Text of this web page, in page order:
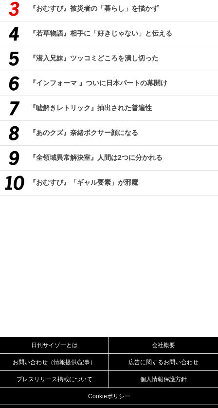
『おむすび』被災者の「暮らし」を描かず
『若草物語』相手に「好きじゃない」と伝える
『潜入兄妹』ツッコミどころを潰し切った
『インフォーマ 』ついに日本パートの幕開け
『嘘解きレトリック』抽出された普遍性
『あのクズ』奈緒ボクサー顔になる
『全領域異常解決室』人間は2つに分かれる
『おむすび』「ギャル要素」が邪魔
日刊サイゾーとは 会社概要
お問い合わせ（情報提供/記事） 広告に関するお問い合わせ
プレスリリース掲載について 個人情報保護方針
Cookieポリシー